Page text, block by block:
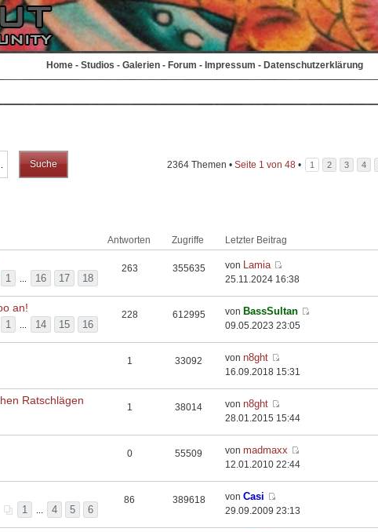
Home - Studios - Galerien - Forum - Impressum - Datenschutzerklärung
2364 Themen • Seite 1 von 48 • 1 2 3 4
Antworten Zugriffe Letzter Beitrag
1 16 17 18
263 355635 von Lamia
25.11.2024 16:38
an!
1 14 15 16
228 612995 von BassSultan
09.05.2023 23:05
1 33092 vonn8ght
16.09.2018 15:31
Ratschlägen
1 38014 vonn8ght
28.01.2015 15:44
0 55509 vonmadmaxx
12.01.2010 22:44
1 4 5 6
86 389618 vonCasi
29.09.2009 23:13